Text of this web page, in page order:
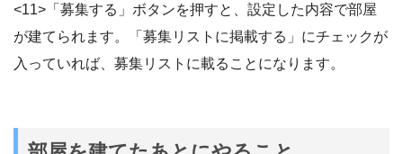
<11>「募集する」ボタンを押すと、設定した内容で部屋
が建てられます。「募集リストに掲載する」にチェックが
入っていれば、募集リストに載ることになります。